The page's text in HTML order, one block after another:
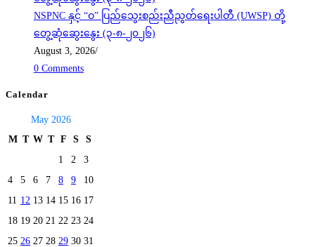
NSPNC နှင့် “ဝ” ပြည်သွေးစည်းညီညွတ်ရေးပါတီ (UWSP) တို့
တွေ့ဆုံဆွေးနွေး (၃-၈-၂၀၂၆)
August 3, 2026/
0 Comments
Calendar
May 2026
M T W T F S
S
1
2
3
4
5 6 7 8 9
10
11 12 13 14 15 16 17
18 19 20 21 22 23 24
25 26 27 28 29 30 31